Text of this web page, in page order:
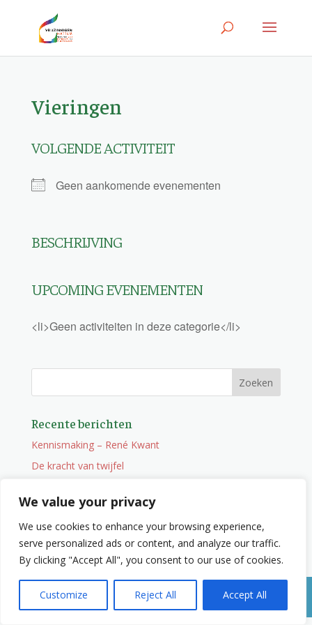
We value your privacy
We use cookies to enhance your browsing experience,
serve personalized ads or content, and analyze our traffic.
By clicking "Accept All", you consent to our use of cookies.
Customize Reject All Accept All
Vieringen
VOLGENDE ACTIVITEIT
Geen aankomende evenementen
BESCHRIJVING
UPCOMING EVENEMENTEN
<li>Geen activiteiten in deze categorie</li>
Recente berichten
Kennismaking – René Kwant
De kracht van twijfel
Vacature
Wat je niet zocht maar wel vindt
(c) Vrijzinnigen Hattem 2020 / websiterealisatie ISI Media Den Haag